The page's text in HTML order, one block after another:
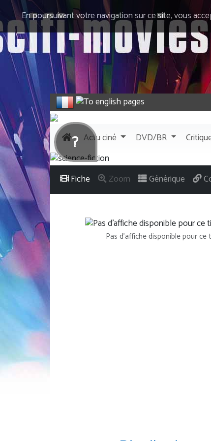
En poursuivant votre navigation sur ce site, vous
Actuciné DVD/BR
?
Fiche Zoom Générique
Pas d'affiche disponible pour ce